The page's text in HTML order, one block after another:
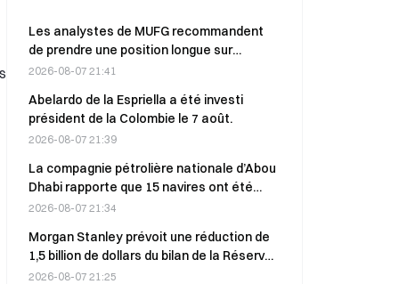
Les analystes de MUFG recommandent
de prendre une position longue sur
l’AUD/JPY alors que les paris sur une
2026-08-07 21:41
Abelardo de la Espriella a été investi
président de la Colombie le 7 août.
2026-08-07 21:39
La compagnie pétrolière nationale d’Abou
Dhabi rapporte que 15 navires ont été
attaqués dans le détroit d’Ormuz, faisant
2026-08-07 21:34
Morgan Stanley prévoit une réduction de
1,5 billion de dollars du bilan de la Réserve
fédérale au cours des deux prochaines
2026-08-07 21:25